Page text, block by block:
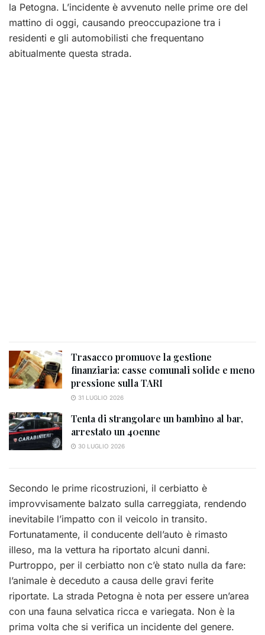
la Petogna. L’incidente è avvenuto nelle prime ore del
mattino di oggi, causando preoccupazione tra i
residenti e gli automobilisti che frequentano
abitualmente questa strada.
Trasacco promuove la gestione
finanziaria: casse comunali solide e meno
pressione sulla TARI
31 LUGLIO 2026
Tenta di strangolare un bambino al bar,
arrestato un 40enne
30 LUGLIO 2026
Secondo le prime ricostruzioni, il cerbiatto è
improvvisamente balzato sulla carreggiata, rendendo
inevitabile l’impatto con il veicolo in transito.
Fortunatamente, il conducente dell’auto è rimasto
illeso, ma la vettura ha riportato alcuni danni.
Purtroppo, per il cerbiatto non c’è stato nulla da fare:
l’animale è deceduto a causa delle gravi ferite
riportate. La strada Petogna è nota per essere un’area
con una fauna selvatica ricca e variegata. Non è la
prima volta che si verifica un incidente del genere.